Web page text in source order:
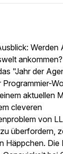
Werden
"Jahr der
aktuellen
cleveren
von
überfordern,
Häppchen. Die